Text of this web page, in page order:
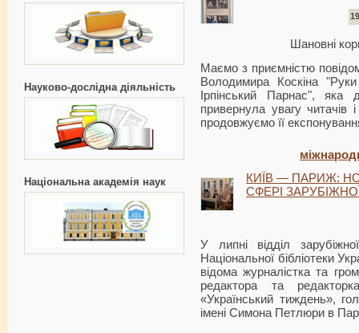
Науково-дослідна діяльність
Національна академія наук
Шановні
Маємо з приємністю
Володимира Коскіна
Ірпінський Парнас", яка
привернула увагу читачів
продовжуємо її
КИЇВ — ПАРИЖ:
СФЕРІ
У липні відділ
Національної бібліотеки
відома журналістка та
редактора та
«Український тиждень»,
імені Симона Петлюри в